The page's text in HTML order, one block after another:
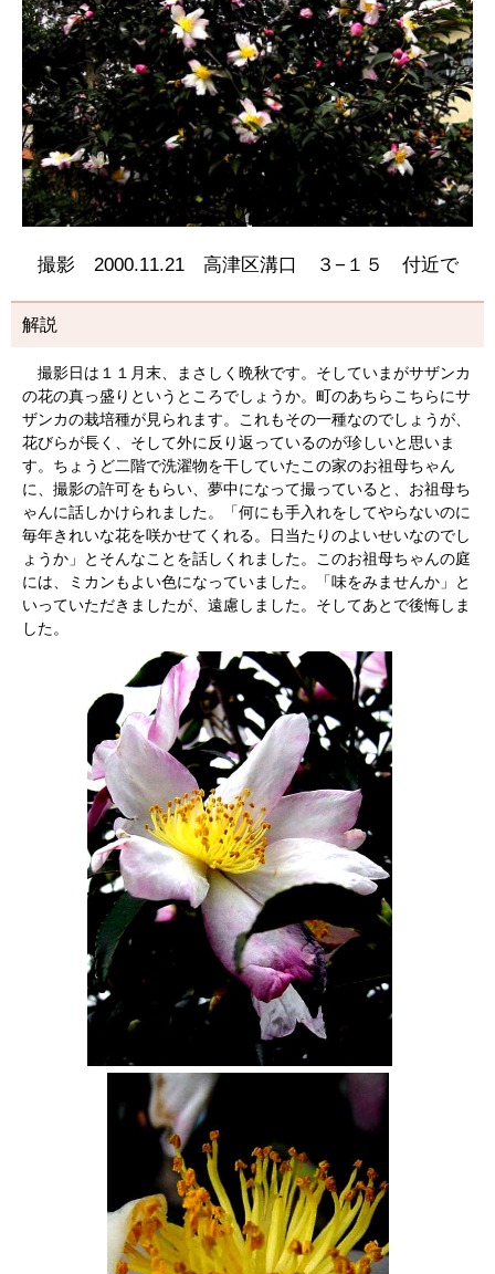
撮影 2000.11.21 高津区溝口 ３−１５ 付近で
解説
撮影日は１１月末、まさしく晩秋です。そしていまがサザンカ
の花の真っ盛りというところでしょうか。町のあちらこちらにサ
ザンカの栽培種が見られます。これもその一種なのでしょうが、
花びらが長く、そして外に反り返っているのが珍しいと思いま
す。ちょうど二階で洗濯物を干していたこの家のお祖母ちゃん
に、撮影の許可をもらい、夢中になって撮っていると、お祖母ち
ゃんに話しかけられました。「何にも手入れをしてやらないのに
毎年きれいな花を咲かせてくれる。日当たりのよいせいなのでし
ょうか」とそんなことを話しくれました。このお祖母ちゃんの庭
には、ミカンもよい色になっていました。「味をみませんか」と
いっていただきましたが、遠慮しました。そしてあとで後悔しま
した。